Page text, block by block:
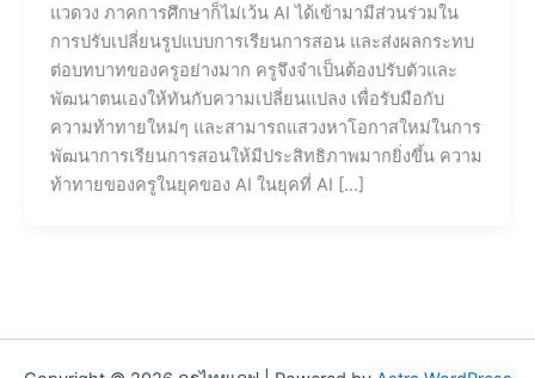
แวดวง ภาคการศึกษาก็ไม่เว้น AI ได้เข้ามามีส่วนร่วมใน
การปรับเปลี่ยนรูปแบบการเรียนการสอน และส่งผลกระทบ
ต่อบทบาทของครูอย่างมาก ครูจึงจำเป็นต้องปรับตัวและ
พัฒนาตนเองให้ทันกับความเปลี่ยนแปลง เพื่อรับมือกับ
ความท้าทายใหม่ๆ และสามารถแสวงหาโอกาสใหม่ในการ
พัฒนาการเรียนการสอนให้มีประสิทธิภาพมากยิ่งขึ้น ความ
ท้าทายของครูในยุคของ AI ในยุคที่ AI […]